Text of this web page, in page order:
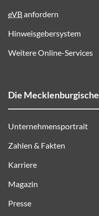
eVBanfordern
Hinweisgebersystem
Weitere Online-Services
Die Mecklenburgische
Unternehmensportrait
Zahlen & Fakten
Karriere
Magazin
Presse